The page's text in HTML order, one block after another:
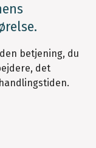
betjening, du
det